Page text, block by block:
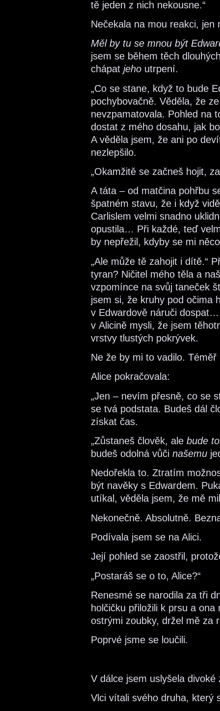
tě jeden z nich nekousne.“
Nečekala na mou reakci, jen
Měl by tu se mnou být
jsem se během těch
chápat jeho utrpení.
„Co se stane, když to bude
pochybovačně. Věděla, že
nevzpamatovala. Pohled na
dostat z mého dosahu, jak
A věděla jsem, že ani po
nezlepšilo.
„Okamžitě se začneš hojit,
A táta – od matčina pohřbu
špatném stavu, že i když
Carlislem velmi snadno
opustila… Při každé, teď
by nepřežil, kdyby se mi
„Ale může tě zahojit i dítě.“
tyran? Ničitel mého těla a
vzpomínce na svůj taneček
jsem si, že kruhy pod očima
v Edwardově náruči
v Alicině mysli, že jsem
vrstvy tlustých pokrývek.
Ne že by mi to vadilo.
Alice pokračovala:
„Jen – nevím přesně, co se
se tvá podstata. Budeš dál
získat čas.
„Zůstaneš člověk, ale bude
budeš odolná vůči našemu
Nedořekla to. Ztratím
být navěky s Edwardem.
utíkal, věděla jsem, že mě
Nekonečně. Absolutně.
Podívala jsem se na Alici.
Její pohled se zaostřil,
„Postaráš se o to, Alice?“
Renesmé se narodila za tři
holčičku přiložili k prsu a
ostrými zoubky, držel mě za
Poprvé jsme se loučili.
V dálce jsem uslyšela divoké
Vlci vítali svého druha, který